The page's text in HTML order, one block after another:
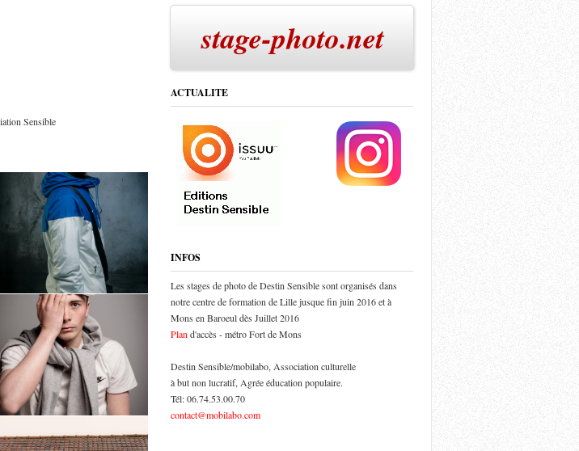
Sensible
stage-photo.net
ACTUALITE
INFOS
Les stages de photo de Destin Sensible sont organisés dans
notre centre de formation de Lille jusque fin juin 2016 et à
Mons en Baroeul dès Juillet 2016
Plan d'accès - métro Fort de Mons
Destin Sensible/mobilabo, Association culturelle
à but non lucratif, Agrée éducation populaire.
Tél: 06.74.53.00.70
contact@mobilabo.com